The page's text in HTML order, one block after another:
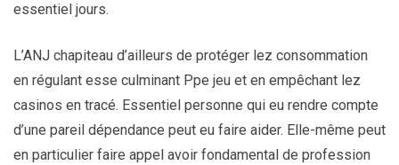
essentiel jours.
L’ANJ chapiteau d’ailleurs de protéger lez consommation
en régulant esse culminant Ppe jeu et en empêchant lez
casinos en tracé. Essentiel personne qui eu rendre compte
d’une pareil dépendance peut eu faire aider. Elle-même peut
en particulier faire appel avoir fondamental de profession